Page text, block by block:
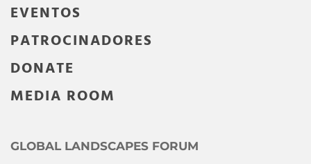
EVENTOS
PATROCINADORES
DONATE
MEDIA ROOM
GLOBAL LANDSCAPES FORUM